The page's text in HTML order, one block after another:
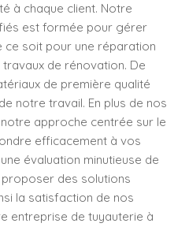
à chaque client. Notre
est formée pour gérer
soit pour une réparation
de rénovation. De
de première qualité
notre travail. En plus de nos
approche centrée sur le
efficacement à vos
évaluation minutieuse de
des solutions
la satisfaction de nos
entreprise de tuyauterie à